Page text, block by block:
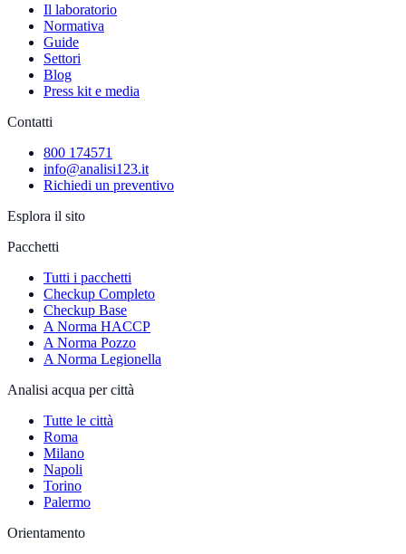
Il laboratorio
Normativa
Guide
Settori
Blog
Press kit e media
Contatti
800 174571
info@analisi123.it
Richiedi un preventivo
Esplora il sito
Pacchetti
Tutti i pacchetti
Checkup Completo
Checkup Base
A Norma HACCP
A Norma Pozzo
A Norma Legionella
Analisi acqua per città
Tutte le città
Roma
Milano
Napoli
Torino
Palermo
Orientamento